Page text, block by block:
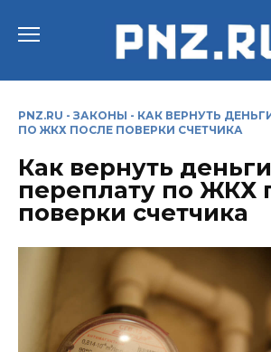
PNZ.RU - ЗАКОНЫ - КАК ВЕРНУТЬ
ПО ЖКХ ПОСЛЕ ПОВЕРКИ СЧЕТЧИКА
Как вернуть
переплату по ЖКХ
поверки счетчика